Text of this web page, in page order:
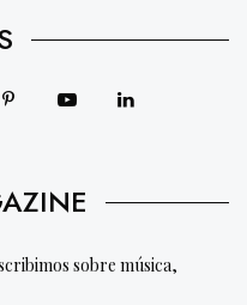
sobre música,